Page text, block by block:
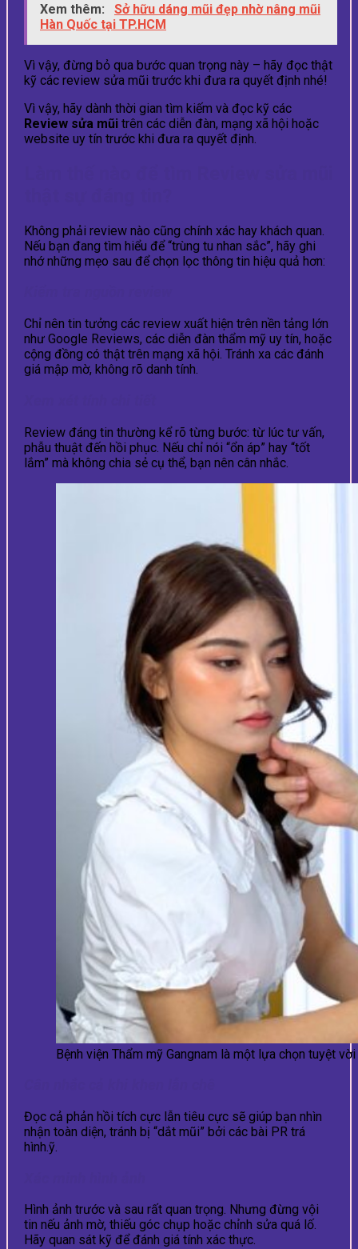
Xem thêm:
Sở hữu dáng mũi đẹp nhờ nâng mũi
Hàn Quốc tại TP.HCM
Vì vậy, đừng bỏ qua bước quan trọng này – hãy đọc thật
kỹ các review sửa mũi trước khi đưa ra quyết định nhé!
Vì vậy, hãy dành thời gian tìm kiếm và đọc kỹ các
Review sửa mũi trên các diễn đàn, mạng xã hội hoặc
website uy tín trước khi đưa ra quyết định.
Không phải review nào cũng chính xác hay khách quan.
Nếu bạn đang tìm hiểu để “trùng tu nhan sắc”, hãy ghi
nhớ những mẹo sau để chọn lọc thông tin hiệu quả hơn:
Chỉ nên tin tưởng các review xuất hiện trên nền tảng lớn
như Google Reviews, các diễn đàn thẩm mỹ uy tín, hoặc
cộng đồng có thật trên mạng xã hội. Tránh xa các đánh
giá mập mờ, không rõ danh tính.
Review đáng tin thường kể rõ từng bước: từ lúc tư vấn,
phẫu thuật đến hồi phục. Nếu chỉ nói “ổn áp” hay “tốt
lắm” mà không chia sẻ cụ thể, bạn nên cân nhắc.
Bệnh viện Thẩm mỹ Gangnam là một lựa chọn tuyệt
Đọc cả phản hồi tích cực lẫn tiêu cực sẽ giúp bạn nhìn
nhận toàn diện, tránh bị “dắt mũi” bởi các bài PR trá
hình.ỹ.
Hình ảnh trước và sau rất quan trọng. Nhưng đừng vội
tin nếu ảnh mờ, thiếu góc chụp hoặc chỉnh sửa quá lố.
Hãy quan sát kỹ để đánh giá tính xác thực.